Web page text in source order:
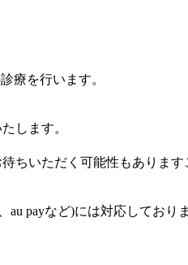
療を行います。
します。
ちいただく可能性もあります
payなど)には対応しており